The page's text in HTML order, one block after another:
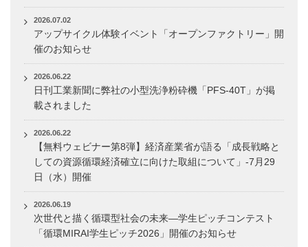
2026.07.02
アップサイクル体験イベント「オープンファクトリー」開
催のお知らせ
2026.06.22
日刊工業新聞に弊社の小型洗浄粉砕機「PFS-40T」が掲
載されました
2026.06.22
【無料ウェビナー第8弾】経済産業省が語る「成長戦略と
しての資源循環経済確立に向けた取組について」-7月29
日（水）開催
2026.06.19
次世代と描く循環型社会の未来―学生ピッチコンテスト
「循環MIRAI学生ピッチ2026」開催のお知らせ